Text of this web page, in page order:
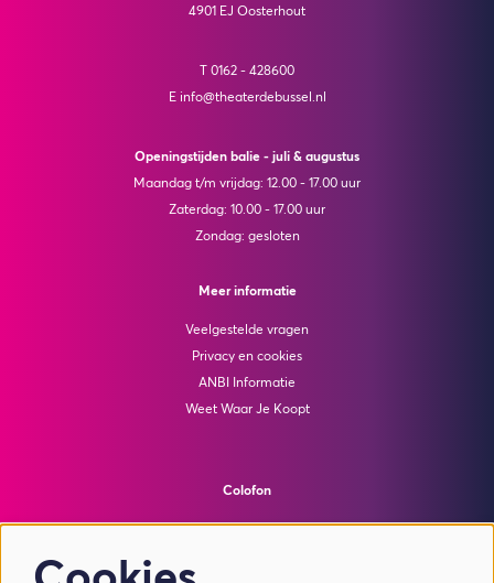
4901 EJ Oosterhout
T 0162 - 428600
E info@theaterdebussel.nl
Openingstijden balie - juli & augustus
Maandag t/m vrijdag: 12.00 - 17.00 uur
Zaterdag: 10.00 - 17.00 uur
Zondag: gesloten
Meer informatie
Veelgestelde vragen
Privacy en cookies
ANBI Informatie
Weet Waar Je Koopt
Colofon
© Theater de Bussel